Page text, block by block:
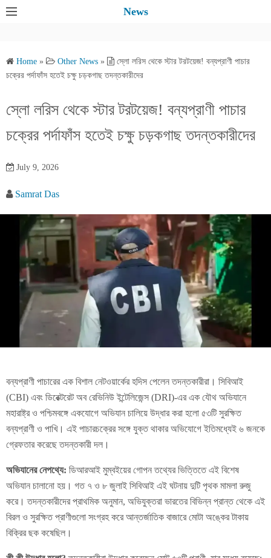
News
Home » Other News »
স্লো লরিস থেকে স্টার টরটয়েজ! বন্যপ্রাণী পাচার
চক্রের পর্দাফাঁস হতেই চক্ষু চড়কগাছ তদন্তকারীদের
স্লো লরিস থেকে স্টার টরটয়েজ! বন্যপ্রাণী পাচার
চক্রের পর্দাফাঁস হতেই চক্ষু চড়কগাছ তদন্তকারীদের
July 9, 2026
Samrat Das
বন্যপ্রাণী পাচারের এক বিশাল নেটওয়ার্কের হদিস পেলেন তদন্তকারীরা। সিবিআই
(CBI) এবং ডিরেক্টরেট অব রেভিনিউ ইন্টেলিজেন্স (DRI)-এর এক যৌথ অভিযানে
মহারাষ্ট্র ও পশ্চিমবঙ্গে একযোগে অভিযান চালিয়ে উদ্ধার করা হলো ৫৩টি সুরক্ষিত
বন্যপ্রাণী ও পাখি। এই পাচারচক্রের সঙ্গে যুক্ত থাকার অভিযোগে ইতিমধ্যেই ৬ জনকে
গ্রেফতার করেছে তদন্তকারী দল।
অভিযানের নেপথ্যে: ডিআরআই মুম্বইয়ের গোপন তথ্যের ভিত্তিতে এই বিশেষ
অভিযান চালানো হয়। গত ৭ ও ৮ জুলাই সিবিআই এই ঘটনায় দুটি পৃথক মামলা রুজু
করে। তদন্তকারীদের প্রাথমিক অনুমান, অভিযুক্তরা ভারতের বিভিন্ন প্রান্ত থেকে এই
বিরল ও সুরক্ষিত প্রাণীগুলো সংগ্রহ করে আন্তর্জাতিক বাজারে মোটা অঙ্কের টাকায়
বিক্রির ছক কষেছিল।